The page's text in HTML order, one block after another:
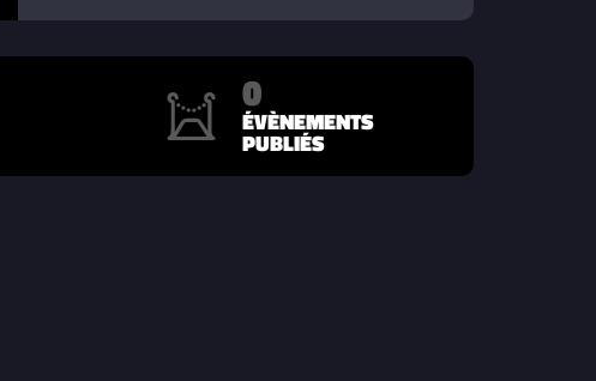
0
ÉVÈNEMENTS
PUBLIÉS